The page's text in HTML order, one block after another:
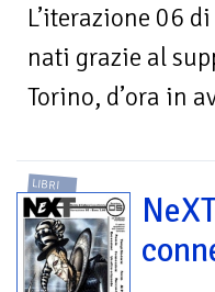
L’iterazione 06
nati grazie al
Torino, d’ora in
LIBRI